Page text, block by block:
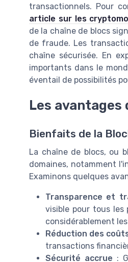
transactionnels. Pour
article sur les
de la chaîne de blocs
de fraude. Les
chaîne sécurisée. En
importants dans le
éventail de possibilités
Les
Bienfaits de la
La chaîne de blocs, ou
domaines, notamment
Examinons quelques
Transparence et
visible pour tous les
considérablement
Réduction des
transactions
Sécurité accrue :